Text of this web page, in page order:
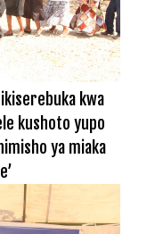
ikiserebuka kwa
kushoto yupo
ya miaka